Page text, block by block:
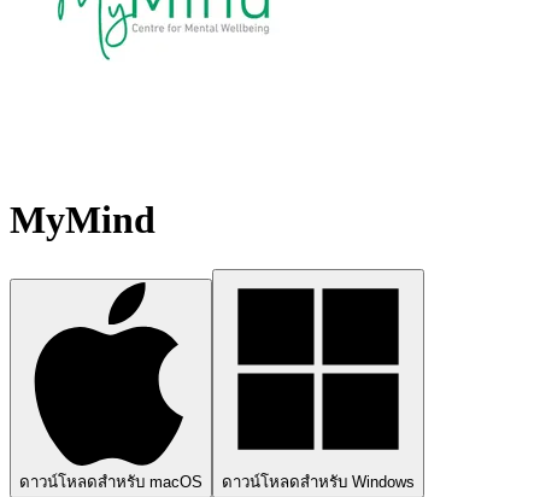
MyMind
ดาวน์โหลดสำหรับ macOS ดาวน์โหลดสำหรับ Windows